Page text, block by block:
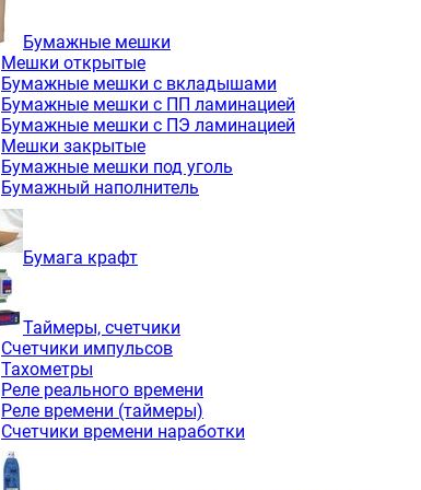
Электродвигатели асинхронные трёхфазные с
Электродвигатели асинхронные трёхфазные
Трехфазные асинхронные электродвигатели
Независимая вентиляция INNORED
Взрывозащищенная независимая вентиляция
Одноступенчатые цилиндрические редукторы
Экономичные червячные редукторы INNORED в
Компактные мотор-редукторы INNORED
Компактные мотор-редукторы INNORED MC
Вибраторы INNORED
Вариаторы INNORED
Бумажные мешки
Мешки открытые
Бумажные мешки с вкладышами
Бумажные мешки с ПП ламинацией
Бумажные мешки с ПЭ ламинацией
Мешки закрытые
Бумажные мешки под уголь
Бумажный наполнитель
Бумага крафт
Таймеры, счетчики
Счетчики импульсов
Тахометры
Реле реального времени
Реле времени (таймеры)
Счетчики времени наработки